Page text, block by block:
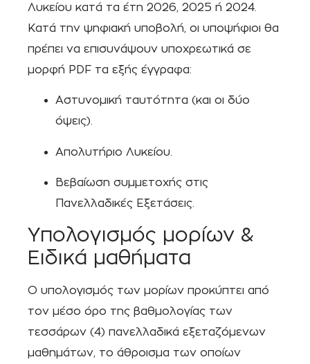
Λυκείου κατά τα έτη 2026, 2025 ή 2024.
Κατά την ψηφιακή υποβολή, οι υποψήφιοι θα
πρέπει να επισυνάψουν υποχρεωτικά σε
μορφή PDF τα εξής έγγραφα:
Αστυνομική ταυτότητα (και οι δύο
όψεις).
Απολυτήριο Λυκείου.
Βεβαίωση συμμετοχής στις
Πανελλαδικές Εξετάσεις.
Υπολογισμός μορίων &
Ειδικά μαθήματα
Ο υπολογισμός των μορίων προκύπτει από
τον μέσο όρο της βαθμολογίας των
τεσσάρων (4) πανελλαδικά εξεταζόμενων
μαθημάτων, το άθροισμα των οποίων